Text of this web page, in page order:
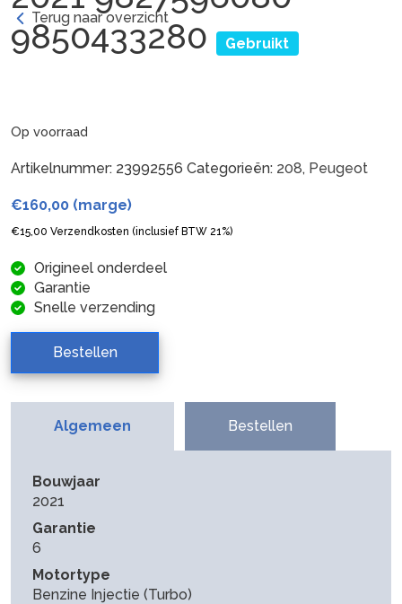
9850433280
Gebruikt
Terug naar overzicht
Op voorraad
Artikelnummer: 23992556 Categorieën: 208, Peugeot
€160,00 (marge)
€15,00 Verzendkosten (inclusief BTW 21%)
Origineel onderdeel
Garantie
Snelle verzending
Bestellen
Algemeen Bestellen
Bouwjaar
2021
Garantie
6
Motortype
Benzine Injectie (Turbo)